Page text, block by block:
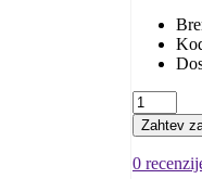
Zahtev
0